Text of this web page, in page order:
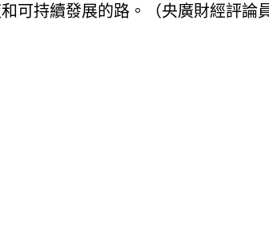
可持續發展的路。（央廣財經評論